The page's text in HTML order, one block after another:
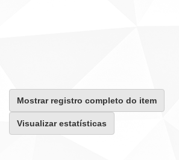
Mostrar registro completo do item
Visualizar estatísticas